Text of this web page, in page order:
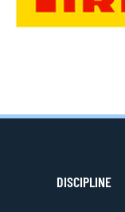
DISCIPLINE